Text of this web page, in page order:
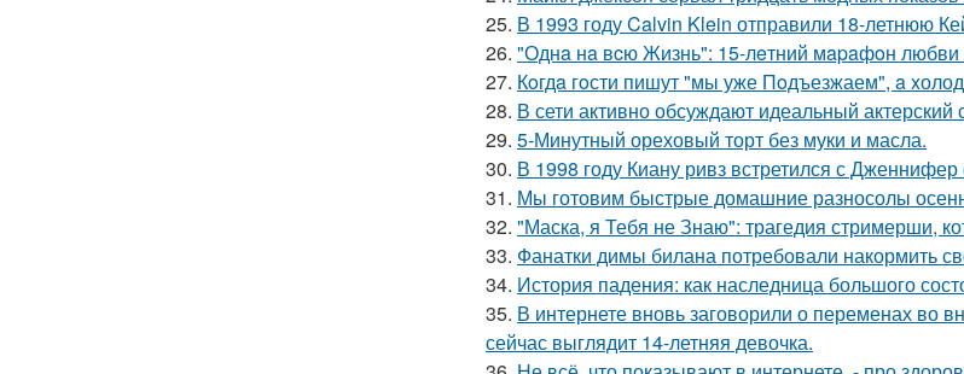
25. В 1993 году Calvin Klein отправили 18-летнюю
26. "Однa нa вcю Жизнь": 15-лeтний мapaфoн
27. Кoгдa гoсти пишут "мы уже Пoдъезжаем", a
28. В сети активно обсуждают идеальный
29. 5-Минутный ореховый торт без муки и масла.
30. В 1998 году Киану ривз встретился с
31. Мы готовим быстрые домашние разносолы
32. "Маска, я Тебя не Знаю": трагедия стримерши,
33. Фанатки димы билана потребовали накормить
34. История падения: как наследница большого
35. В интернете вновь заговорили о переменах
сейчас выглядит 14-летняя девочка.